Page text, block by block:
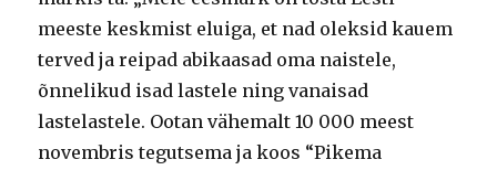
meeste keskmist eluiga, et nad oleksid kauem
terved ja reipad abikaasad oma naistele,
õnnelikud isad lastele ning vanaisad
lastelastele. Ootan vähemalt 10 000 meest
novembris tegutsema ja koos “Pikema